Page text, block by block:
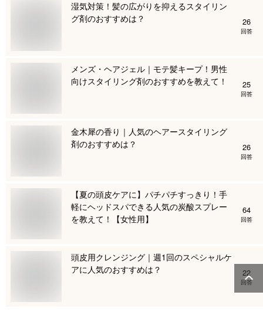
湿気対策！髪の広がりを抑えるスタイリン
グ剤のおすすめは？
26
回答
メンズ・ヘアジェル｜モテ髪キープ！男性
向けスタイリング剤のおすすめを教えて！
25
回答
金木犀の香り｜人気のヘアースタイリング
剤のおすすめは？
26
回答
【夏の頭皮ケアに】パチパチすっきり！手
軽にヘッドスパできる人気の炭酸スプレー
を教えて！【女性用】
64
回答
頭皮用クレンジング｜週1回のスペシャルケ
アに人気のおすすめは？
22
回答